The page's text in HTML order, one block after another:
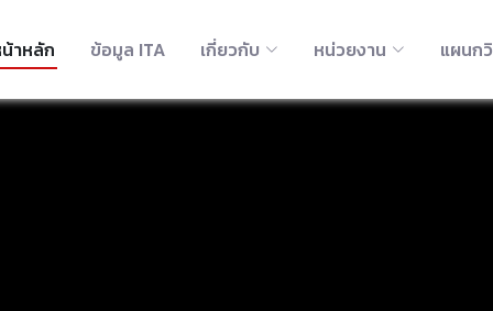
าหลัก ข้อมูล ITA เกี่ยวกับ หน่วยงาน แผนก